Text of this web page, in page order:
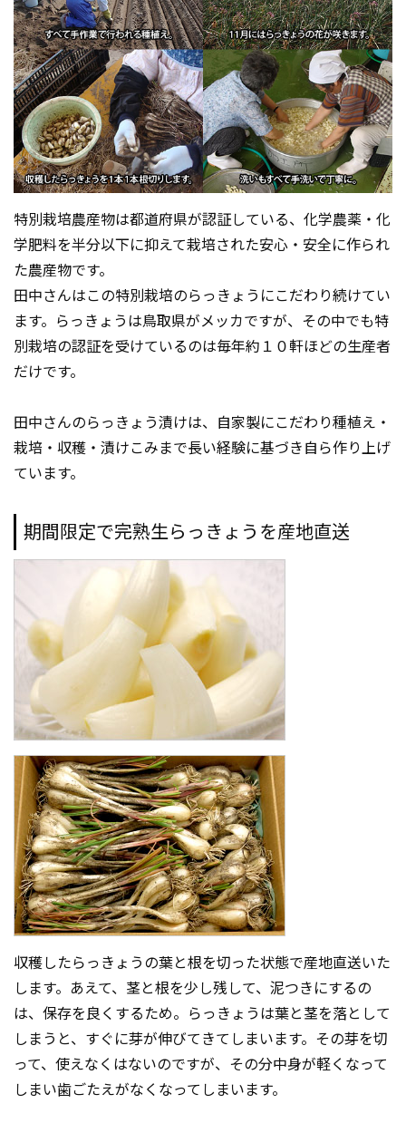
特別栽培農産物は都道府県が認証している、化学農薬・化
学肥料を半分以下に抑えて栽培された安心・安全に作られ
た農産物です。
田中さんはこの特別栽培のらっきょうにこだわり続けてい
ます。らっきょうは鳥取県がメッカですが、その中でも特
別栽培の認証を受けているのは毎年約１０軒ほどの生産者
だけです。
田中さんのらっきょう漬けは、自家製にこだわり種植え・
栽培・収穫・漬けこみまで長い経験に基づき自ら作り上げ
ています。
期間限定で完熟生らっきょうを産地直送
収穫したらっきょうの葉と根を切った状態で産地直送いた
します。あえて、茎と根を少し残して、泥つきにするの
は、保存を良くするため。らっきょうは葉と茎を落として
しまうと、すぐに芽が伸びてきてしまいます。その芽を切
って、使えなくはないのですが、その分中身が軽くなって
しまい歯ごたえがなくなってしまいます。